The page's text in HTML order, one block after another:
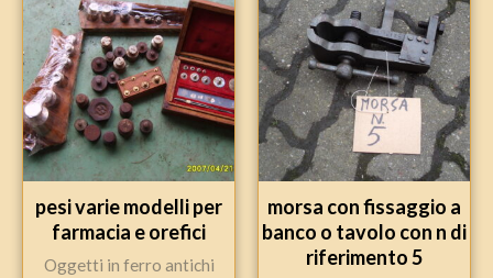
pesi varie modelli per
farmacia e orefici
Oggetti in ferro antichi
morsa con fissaggio a
banco o tavolo con n di
riferimento 5